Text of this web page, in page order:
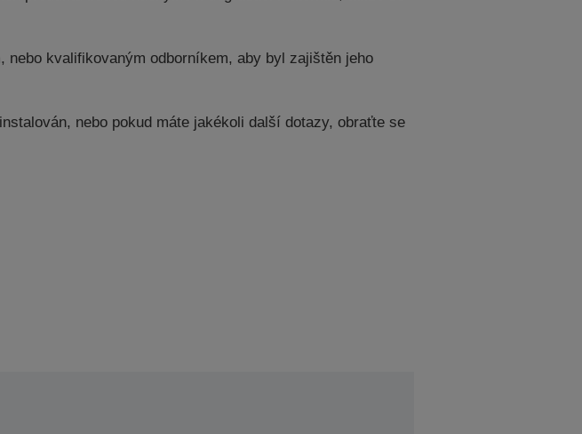
kvalifikovaným odborníkem, aby byl zajištěn jeho
nebo pokud máte jakékoli další dotazy, obraťte se